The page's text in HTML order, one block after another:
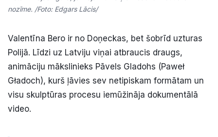
nozīme. /Foto: Edgars Lācis/
Valentīna Bero ir no Doņeckas, bet šobrīd uzturas
Polijā. Līdzi uz Latviju viņai atbraucis draugs,
animāciju mākslinieks Pāvels Gladohs (Paweł
Gładoch), kurš ļāvies sev netipiskam formātam un
visu skulptūras procesu iemūžināja dokumentālā
video.